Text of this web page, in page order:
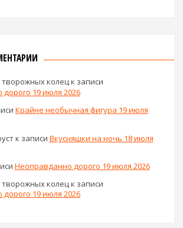
творожных колецк записи
19 июля 2026
Крайне необычная фигура 19 июля
к записи Вкусняшки на ночь 18 июля
Неоправданно дорого 19 июля 2026
творожных колец к записи
19 июля 2026